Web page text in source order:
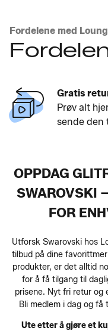
Fordelene med
Gratis
Prøv alt
sende den
OPPDAG
SWAROVSKI
FOR
Utforsk Swarovski hos
tilbud på dine
produkter, er det alltid
for å få tilgang til
prisene. Nyt fri retur og
Bli medlem i dag og
Ute etter å gjøre et